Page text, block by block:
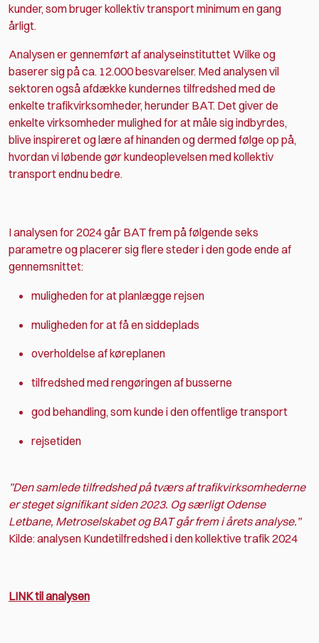
kunder, som bruger kollektiv transport minimum en gang
årligt.
Analysen er gennemført af analyseinstituttet Wilke og
baserer sig på ca. 12.000 besvarelser. Med analysen vil
sektoren også afdække kundernes tilfredshed med de
enkelte trafikvirksomheder, herunder BAT. Det giver de
enkelte virksomheder mulighed for at måle sig indbyrdes,
blive inspireret og lære af hinanden og dermed følge op på,
hvordan vi løbende gør kundeoplevelsen med kollektiv
transport endnu bedre.
I analysen for 2024 går BAT frem på følgende seks
parametre og placerer sig flere steder i den gode ende af
gennemsnittet:
muligheden for at planlægge rejsen
muligheden for at få en siddeplads
overholdelse af køreplanen
tilfredshed med rengøringen af busserne
god behandling, som kunde i den offentlige transport
rejsetiden
”Den samlede tilfredshed på tværs af trafikvirksomhederne
er steget signifikant siden 2023. Og særligt Odense
Letbane, Metroselskabet og BAT går frem i årets analyse.”
Kilde: analysen Kundetilfredshed i den kollektive trafik 2024
LINK til analysen